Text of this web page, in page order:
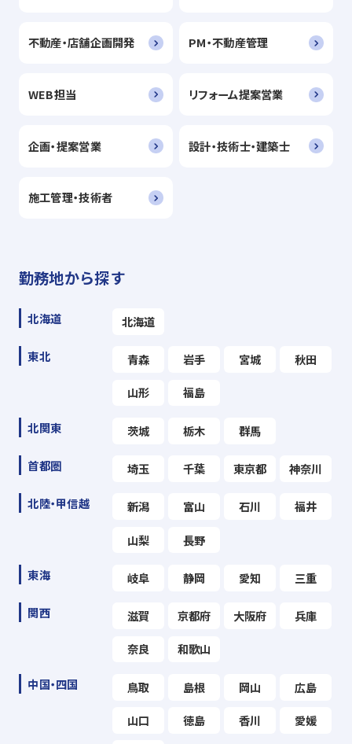
不動産・店舗企画開発 PM・不動産管理
WEB担当 リフォーム提案営業
企画・提案営業 設計・技術士・建築士
施工管理・技術者
勤務地から探す
北海道 北海道
東北 青森 岩手 宮城 秋田
山形 福島
北関東 茨城 栃木 群馬
首都圏 埼玉 千葉 東京都 神奈川
北陸・甲信越 新潟 富山 石川 福井
山梨 長野
東海 岐阜 静岡 愛知 三重
関西 滋賀 京都府 大阪府 兵庫
奈良 和歌山
中国・四国 鳥取 島根 岡山 広島
山口 徳島 香川 愛媛